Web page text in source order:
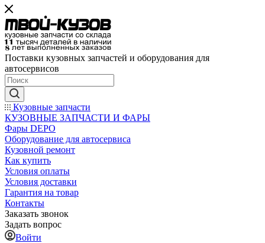
Поставки кузовных запчастей и оборудования для
автосервисов
Кузовные запчасти
КУЗОВНЫЕ ЗАПЧАСТИ И ФАРЫ
Фары DEPO
Оборудование для автосервиса
Кузовной ремонт
Как купить
Условия оплаты
Условия доставки
Гарантия на товар
Контакты
Заказать звонок
Задать вопрос
Войти